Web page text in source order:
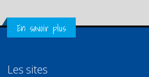
Get in Touch
En savoir plus
Les sites